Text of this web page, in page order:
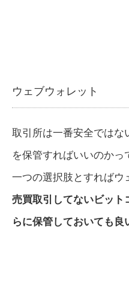
ウェブウォレット
取引所は一番安全では
を保管すればいいのかっ
一つの選択肢とすればウ
売買取引してないビット
らに保管しておいても良